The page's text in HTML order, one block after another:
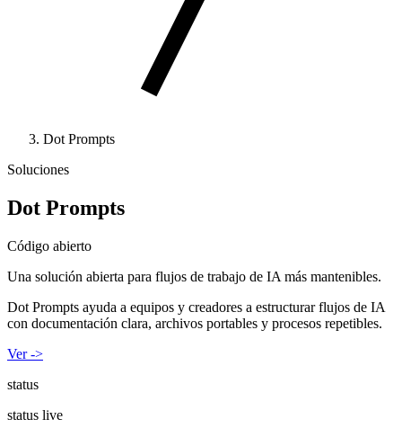
Dot Prompts
Soluciones
Dot Prompts
Código abierto
Una solución abierta para flujos de trabajo de IA más mantenibles.
Dot Prompts ayuda a equipos y creadores a estructurar flujos de IA
con documentación clara, archivos portables y procesos repetibles.
Ver ->
status
status live